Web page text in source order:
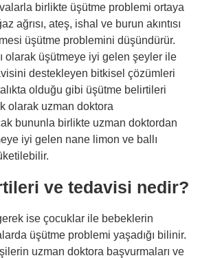
birlikte üşütme problemi ortaya
ağrısı, ateş, ishal ve burun akıntısı
üşütme problemini düşündürür.
olarak üşütmeye iyi gelen şeyler ile
destekleyen bitkisel çözümleri
olduğu gibi üşütme belirtileri
olarak uzman doktora
bununla birlikte uzman doktordan
iyi gelen nane limon ve ballı
ve tedavisi nedir?
ise çocuklar ile bebeklerin
üşütme problemi yaşadığı bilinir.
uzman doktora başvurmaları ve